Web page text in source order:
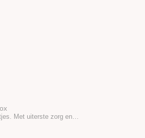
Met uiterste zorg en…